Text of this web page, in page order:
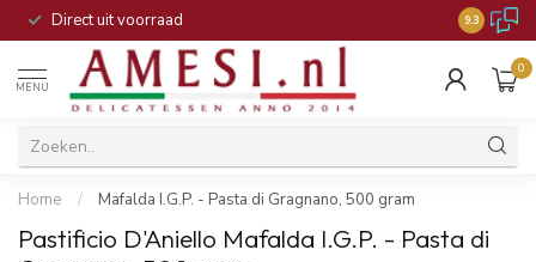
Direct uit voorraad 9.3
MENU
0
Home / Mafalda I.G.P. - Pasta di Gragnano, 500 gram
Pastificio D'Aniello Mafalda I.G.P. - Pasta di